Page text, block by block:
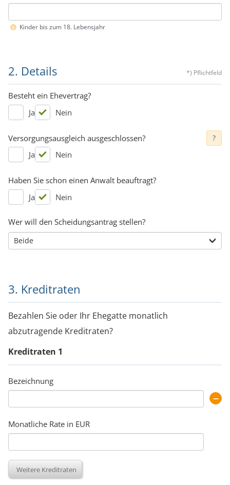
Kinder bis zum 18. Lebensjahr
2. Details *) Pflichtfeld
Besteht ein Ehevertrag?
Ja
Nein
Versorgungsausgleich ausgeschlossen? ?
Ja Nein
Haben Sie schon einen Anwalt beauftragt?
Ja
Nein
Wer will den Scheidungsantrag stellen?
3. Kreditraten
Bezahlen Sie oder Ihr Ehegatte monatlich
abzutragende Kreditraten?
Kreditraten 1
Bezeichnung
Monatliche Rate in EUR
Weitere Kreditraten